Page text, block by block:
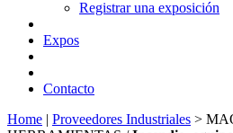
Registrar una exposición
Expos
Contacto
Home | Proveedores Industriales >